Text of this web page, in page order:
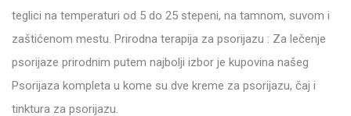
teglici na temperaturi od 5 do 25 stepeni, na tamnom, suvom i
zaštićenom mestu. Prirodna terapija za psorijazu : Za lečenje
psorijaze prirodnim putem najbolji izbor je kupovina našeg
Psorijaza kompleta u kome su dve kreme za psorijazu, čaj i
tinktura za psorijazu.